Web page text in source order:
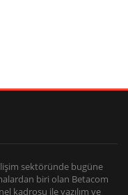
sektöründe bugüne
biri olan Betacom
kadrosu ile yazılım ve